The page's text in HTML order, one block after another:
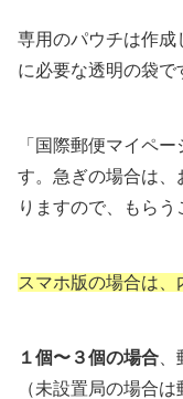
専用のパウチは作成
に必要な透明の袋で
「国際郵便マイペ
す。急ぎの場合は、
りますので、もらう
スマホ版の場合は、
１個〜３個の場合
（未設置局の場合